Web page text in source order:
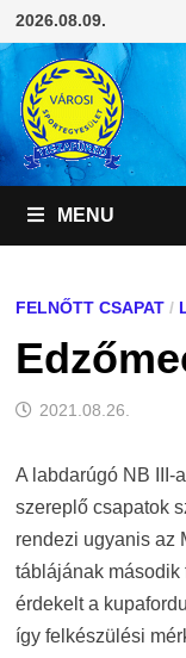
Skip
to
content
2026.08.09.
MENU
FELNŐTT CSAPAT/
2021.08.26.
A labdarúgó NB III-
szereplő csapatok
rendezi ugyanis az
táblájának második
érdekelt a
így felkészülési